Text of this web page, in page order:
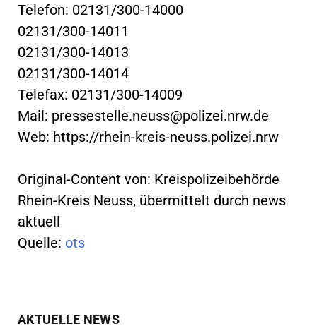
Telefon: 02131/300-14000
02131/300-14011
02131/300-14013
02131/300-14014
Telefax: 02131/300-14009
Mail: pressestelle.neuss@polizei.nrw.de
Web: https://rhein-kreis-neuss.polizei.nrw
Original-Content von: Kreispolizeibehörde
Rhein-Kreis Neuss, übermittelt durch news
aktuell
Quelle: ots
AKTUELLE NEWS